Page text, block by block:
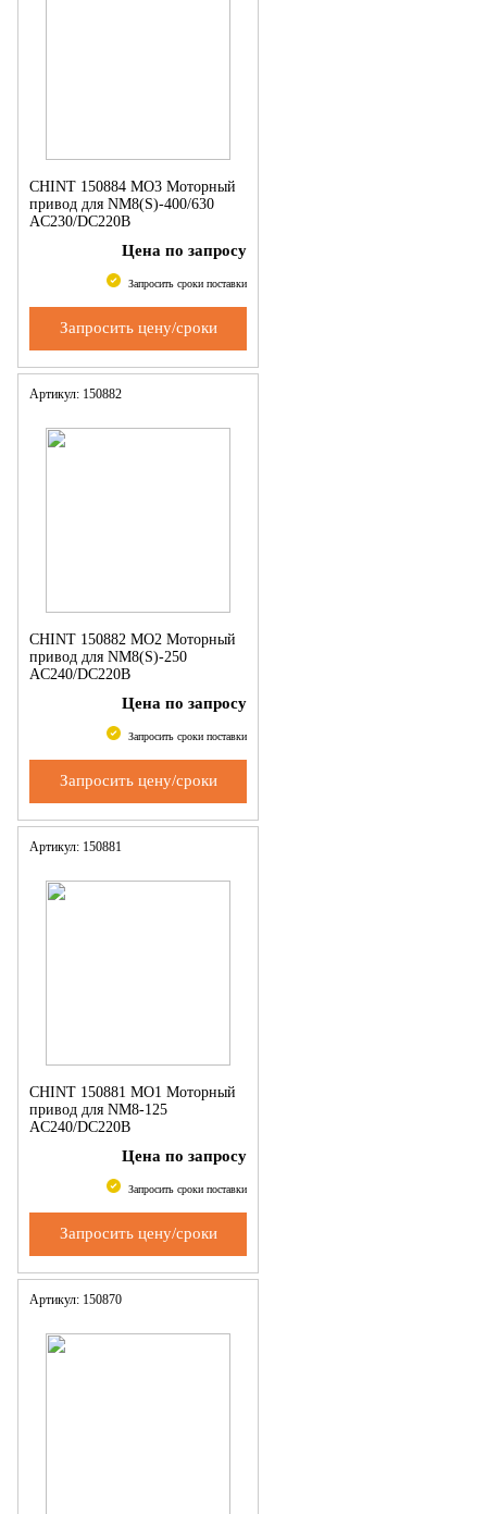
CHINT 150884 MO3 Моторный
привод для NM8(S)-400/630
AC230/DC220В
Цена по запросу
Запросить сроки поставки
Запросить цену/сроки
Артикул: 150882
CHINT 150882 MO2 Моторный
привод для NM8(S)-250
AC240/DC220В
Цена по запросу
Запросить сроки поставки
Запросить цену/сроки
Артикул: 150881
CHINT 150881 MO1 Моторный
привод для NM8-125
AC240/DC220В
Цена по запросу
Запросить сроки поставки
Запросить цену/сроки
Артикул: 150870